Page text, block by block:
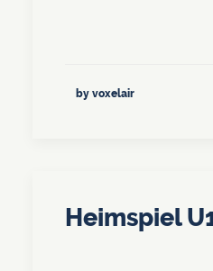
by voxelair
Heimspiel